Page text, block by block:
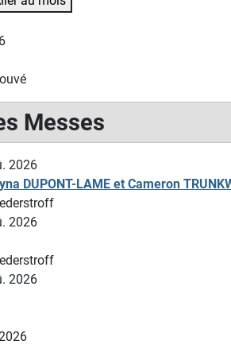
Messes
2026
DUPONT-LAME et Cameron
2026
2026